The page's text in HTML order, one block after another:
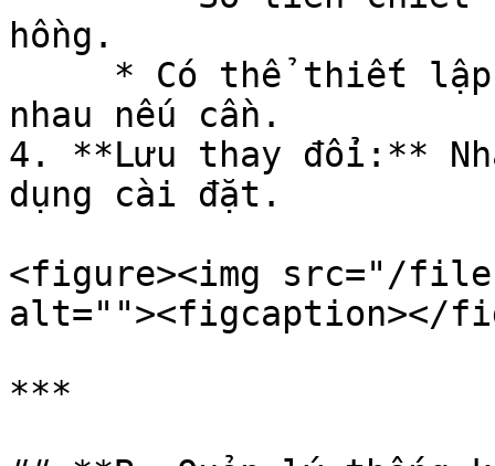
hồng.
nhau nếu cần.
4. **Lưu thay đổi:**
dụng cài đặt.
<figure><img src="/files/
alt=""><figcaption></
***